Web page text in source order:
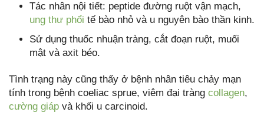
Tác nhân nội tiết: peptide đường ruột vận mạch,
ung thư phổi tế bào nhỏ và u nguyên bào thần kinh.
Sử dụng thuốc nhuận tràng, cắt đoạn ruột, muối
mật và axit béo.
Tình trạng này cũng thấy ở bệnh nhân tiêu chảy mạn
tính trong bệnh coeliac sprue, viêm đại tràng collagen,
cường giáp và khối u carcinoid.